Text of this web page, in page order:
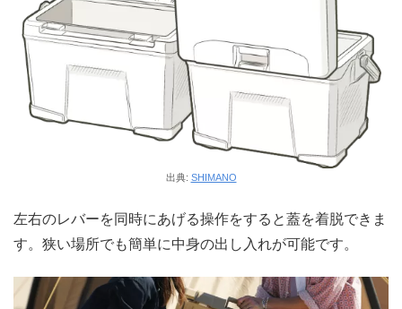
出典: SHIMANO
左右のレバーを同時にあげる操作をすると蓋を着脱できま
す。狭い場所でも簡単に中身の出し入れが可能です。